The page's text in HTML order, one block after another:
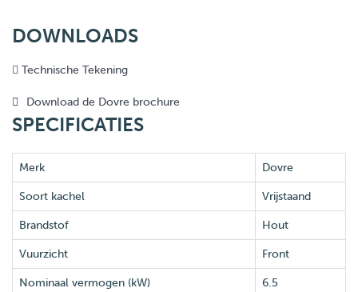
DOWNLOADS
Technische Tekening
Download de Dovre brochure
SPECIFICATIES
Merk Dovre
Soort kachel Vrijstaand
Brandstof Hout
Vuurzicht Front
Nominaal vermogen (kW) 6.5